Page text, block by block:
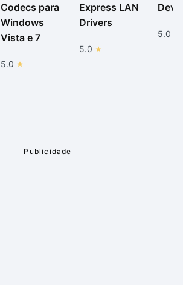
Codecs para
Windows
Vista e 7
5.0
Express LAN
Drivers
5.0
5.0